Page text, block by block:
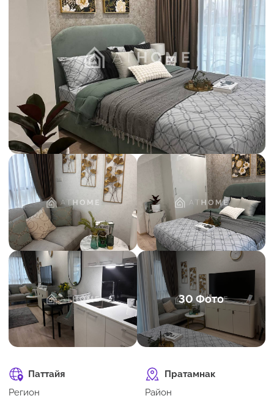
30 Фото
Паттайя
Регион
Пратамнак
Район